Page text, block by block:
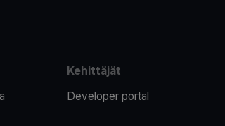
Kehittäjät
Developer portal